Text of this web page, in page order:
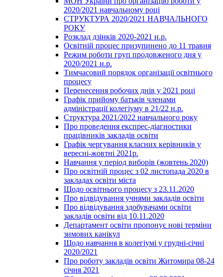
2020/2021 навчальному році
СТРУКТУРА 2020/2021 НАВЧАЛЬНОГО
РОКУ
Розклад дзінків 2020-2021 н.р.
Освітній процес призупинено до 11 травня
Режим роботи груп продовженого дня у
2020/2021 н.р.
Тимчасовий порядок організації освітнього
процесу
Перенесення робочих днів у 2021 році
Графік прийому батьків членами
адміністрації колегіуму в 21/22 н.р.
Структура 2021/2022 навчального року
Про проведення експрес-діагностики
працівників закладів освіти
Графік чергування класних керівників у
вересні-жовтні 2021р.
Навчання у період виборів (жовтень 2020)
Про освітній процес з 02 листопада 2020 в
закладах освіти міста
Щодо освітнього процесу з 23.11.2020
Про відвідування учнями закладів освіти
Про відвідування здобувачами освіти
закладів освіти від 10.11.2020
Департамент освіти пропонує нові терміни
зимових канікул
Щодо навчання в колегіумі у грудні-січні
2020/2021
Про роботу закладів освіти Житомира 08-24
січня 2021